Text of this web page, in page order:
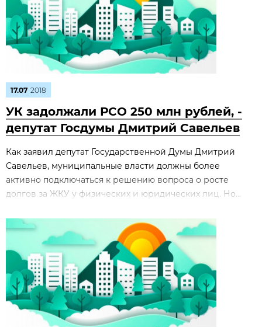
17.07 2018
УК задолжали РСО 250 млн рублей, -
депутат Госдумы Дмитрий Савельев
Как заявил депутат Государственной Думы Дмитрий
Савельев, муниципальные власти должны более
активно подключаться к решению вопроса о росте
долгов за ЖКУ у физических и юридических лиц. Но...